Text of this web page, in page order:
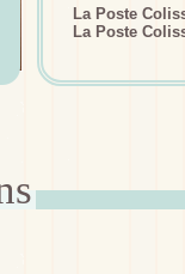
La Poste
La Poste